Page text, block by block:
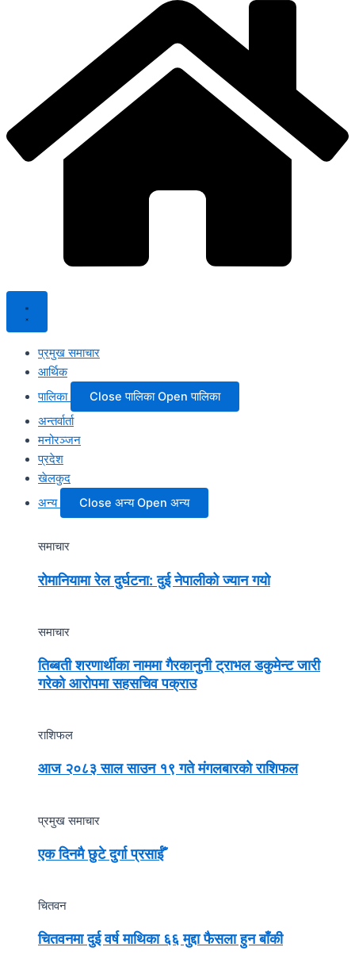
प्रमुख समाचार
आर्थिक
पालिका
Close पालिका Open पालिका
अन्तर्वार्ता
मनोरञ्जन
प्रदेश
खेलकुद
अन्य
Close अन्य Open अन्य
समाचार
रोमानियामा रेल दुर्घटना: दुई नेपालीको ज्यान गयो
समाचार
तिब्बती शरणार्थीका नाममा गैरकानुनी ट्राभल डकुमेन्ट जारी
गरेको आरोपमा सहसचिव पक्राउ
राशिफल
आज २०८३ साल साउन १९ गते मंगलबारको राशिफल
प्रमुख समाचार
एक दिनमै छुटे दुर्गा प्रसाईँ
चितवन
चितवनमा दुई वर्ष माथिका ६६ मुद्दा फैसला हुन बाँकी